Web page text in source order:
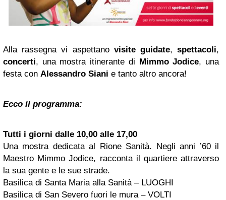
Alla rassegna vi aspettanovisite guidate,spettacoli,
concerti, una mostra itinerante di Mimmo Jodice, una
festa con Alessandro Siani e tanto altro ancora!
Ecco il programma:
Tutti i giorni dalle 10,00 alle 17,00
Una mostra dedicata al Rione Sanità. Negli anni ’60 il
Maestro Mimmo Jodice, racconta il quartiere attraverso
la sua gente e le sue strade.
Basilica di Santa Maria alla Sanità – LUOGHI
Basilica di San Severo fuori le mura – VOLTI